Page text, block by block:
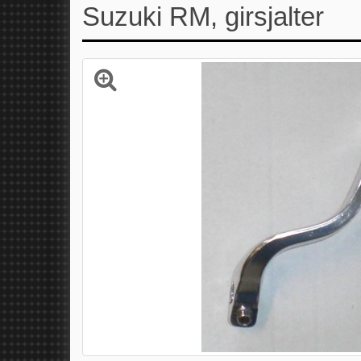
Suzuki RM, girsjalter